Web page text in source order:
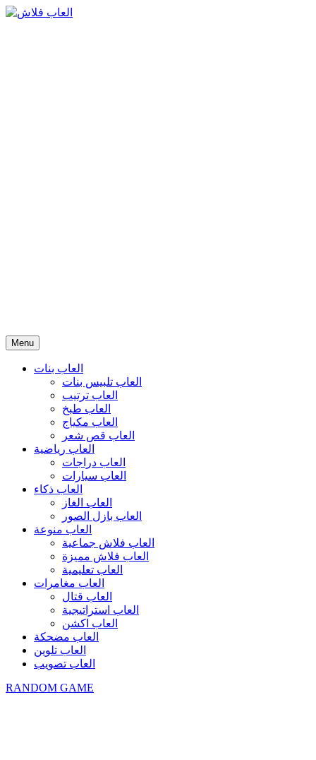
Menu
العاب بنات
العاب تلبيس بنات
العاب ترتيب
العاب طبخ
العاب مكياج
العاب قص شعر
العاب رياضية
العاب دراجات
العاب سيارات
العاب ذكاء
العاب الغاز
العاب بازل الصور
العاب منوعة
العاب فلاش جماعية
العاب فلاش مميزة
العاب تعليمية
العاب مغامرات
العاب قتال
العاب استراتيجية
العاب اكشن
العاب مضحكة
العاب تلوين
العاب تصويب
RANDOM GAME